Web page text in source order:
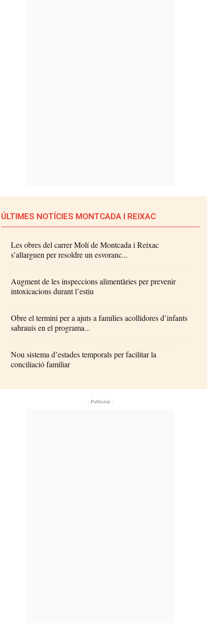
ÚLTIMES NOTÍCIES MONTCADA I REIXAC
Les obres del carrer Molí de Montcada i Reixac
s’allarguen per resoldre un esvoranc...
Augment de les inspeccions alimentàries per prevenir
intoxicacions durant l’estiu
Obre el termini per a ajuts a famílies acollidores d’infants
sahrauís en el programa...
Nou sistema d’estades temporals per facilitar la
conciliació familiar
- Publicitat -